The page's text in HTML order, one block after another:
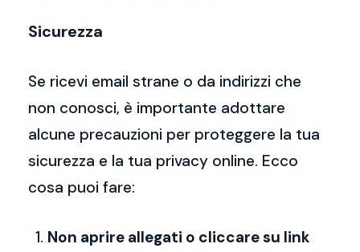
Sicurezza
Se ricevi email strane o da indirizzi che
non conosci, è importante adottare
alcune precauzioni per proteggere la tua
sicurezza e la tua privacy online. Ecco
cosa puoi fare:
Non aprire allegati o cliccare su link